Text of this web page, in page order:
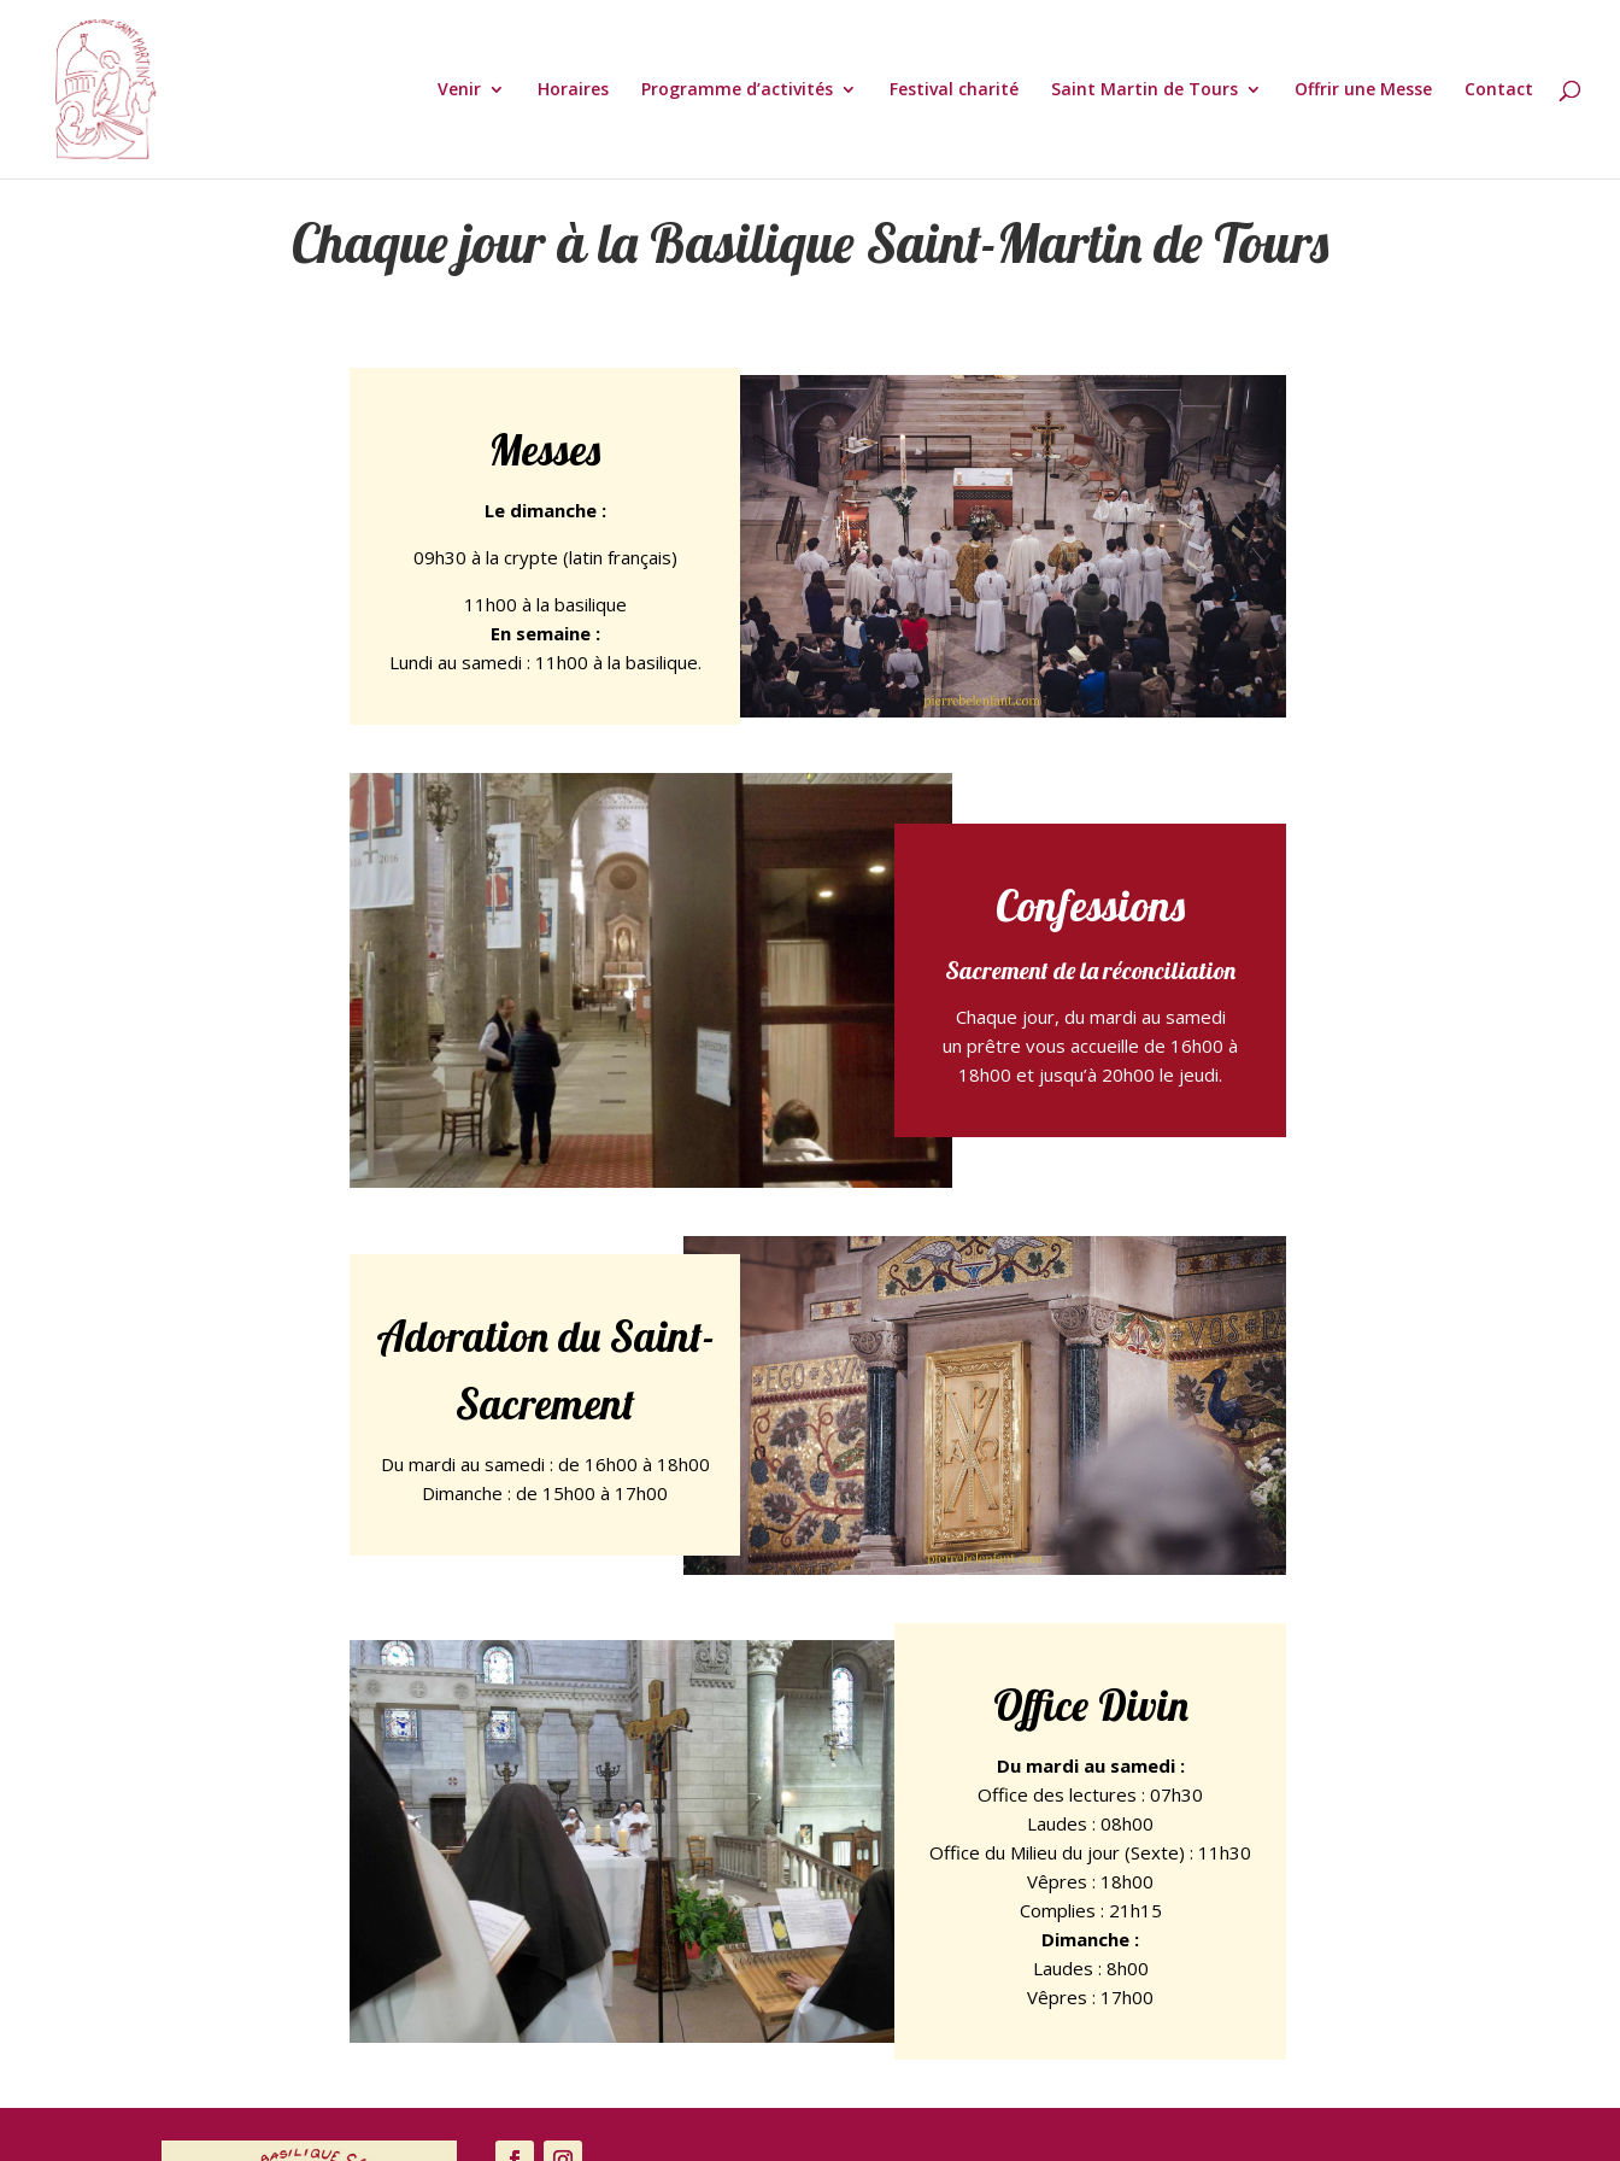
Venir Horaires Programme d’activités Festival charité Saint Martin de Tours Offrir une Messe Contact
Chaque jour à la Basilique Saint-Martin de Tours
Messes
Le dimanche :
09h30 à la crypte (latin français)
11h00 à la basilique
En semaine :
Lundi au samedi : 11h00 à la basilique.
Confessions
Sacrement de la réconciliation
Chaque jour, du mardi au samedi
un prêtre vous accueille de 16h00 à
18h00 et jusqu’à 20h00 le jeudi.
Adoration du Saint-
Sacrement
Du mardi au samedi : de 16h00 à 18h00
Dimanche : de 15h00 à 17h00
Office Divin
Du mardi au samedi :
Office des lectures : 07h30
Laudes : 08h00
Office du Milieu du jour (Sexte) : 11h30
Vêpres : 18h00
Complies : 21h15
Dimanche :
Laudes : 8h00
Vêpres : 17h00